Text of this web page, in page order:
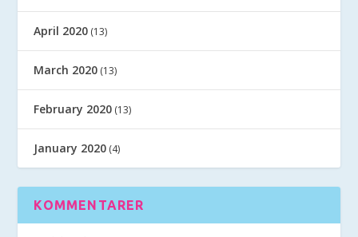
April 2020 (13)
March 2020 (13)
February 2020 (13)
January 2020 (4)
KOMMENTARER